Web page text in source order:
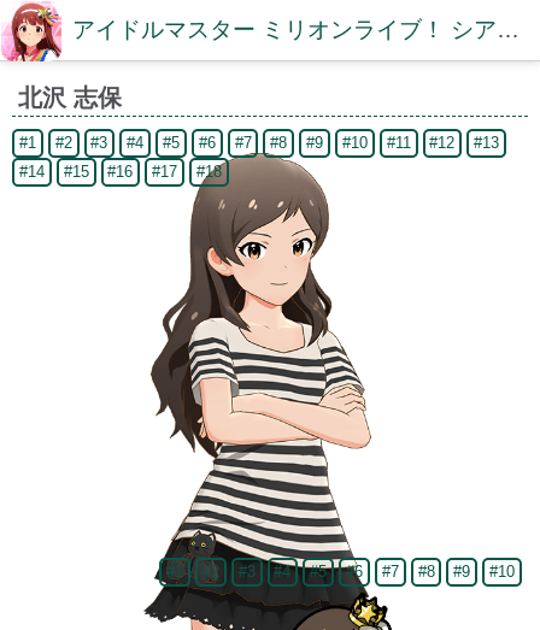
アイドルマスター ミリオンライブ！ シアターデイズDB【ミリシタDB】
北沢 志保
#1 #2 #3 #4 #5 #6 #7 #8 #9 #10 #11 #12
#13
#14
#15 #16 #17 #18
#1 #2 #3 #4 #5 #6 #7 #8 #9 #10